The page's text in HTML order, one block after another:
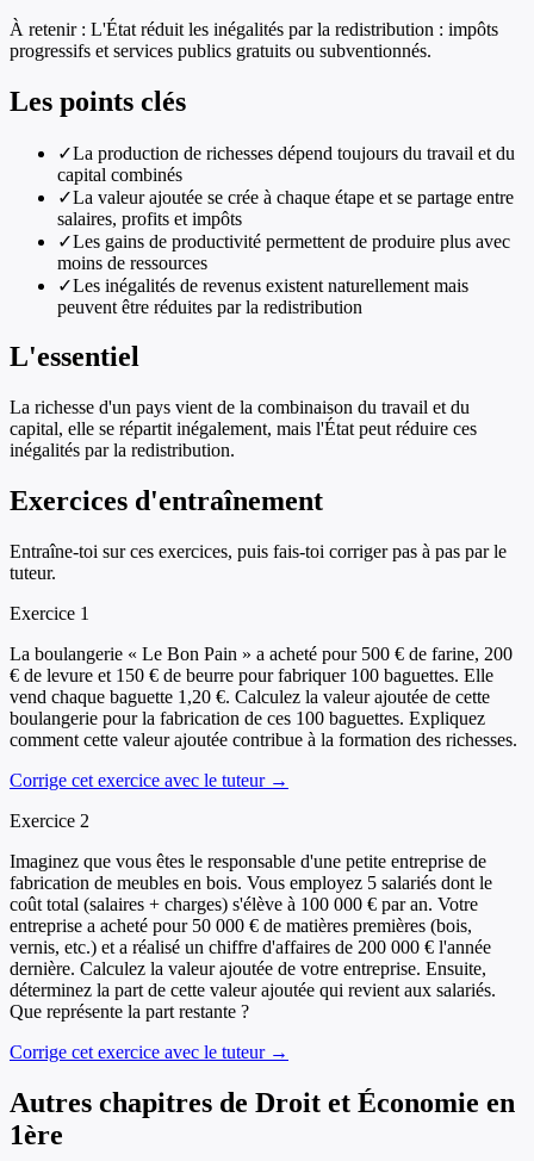
À retenir : L'État réduit les inégalités par la redistribution : impôts
progressifs et services publics gratuits ou subventionnés.
Les points clés
✓La production de richesses dépend toujours du travail et du
capital combinés
✓La valeur ajoutée se crée à chaque étape et se partage entre
salaires, profits et impôts
✓Les gains de productivité permettent de produire plus avec
moins de ressources
✓Les inégalités de revenus existent naturellement mais
peuvent être réduites par la redistribution
L'essentiel
La richesse d'un pays vient de la combinaison du travail et du
capital, elle se répartit inégalement, mais l'État peut réduire ces
inégalités par la redistribution.
Exercices d'entraînement
Entraîne-toi sur ces exercices, puis fais-toi corriger pas à pas par le
tuteur.
Exercice 1
La boulangerie « Le Bon Pain » a acheté pour 500 € de farine, 200
€ de levure et 150 € de beurre pour fabriquer 100 baguettes. Elle
vend chaque baguette 1,20 €. Calculez la valeur ajoutée de cette
boulangerie pour la fabrication de ces 100 baguettes. Expliquez
comment cette valeur ajoutée contribue à la formation des richesses.
Corrige cet exercice avec le tuteur →
Exercice 2
Imaginez que vous êtes le responsable d'une petite entreprise de
fabrication de meubles en bois. Vous employez 5 salariés dont le
coût total (salaires + charges) s'élève à 100 000 € par an. Votre
entreprise a acheté pour 50 000 € de matières premières (bois,
vernis, etc.) et a réalisé un chiffre d'affaires de 200 000 € l'année
dernière. Calculez la valeur ajoutée de votre entreprise. Ensuite,
déterminez la part de cette valeur ajoutée qui revient aux salariés.
Que représente la part restante ?
Corrige cet exercice avec le tuteur →
Autres chapitres de Droit et Économie en
1ère